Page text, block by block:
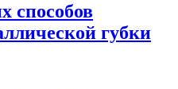
способов
губки